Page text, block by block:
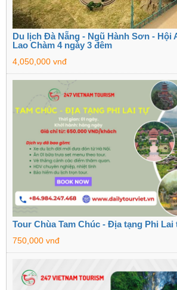
Du lịch Đà Nẵng - Ngũ Hành Sơn - Hội
Lao Chàm 4 ngày 3 đêm
4,050,000 vnđ
Tour Chùa Tam Chúc - Địa tạng Phi Lai
750,000 vnđ